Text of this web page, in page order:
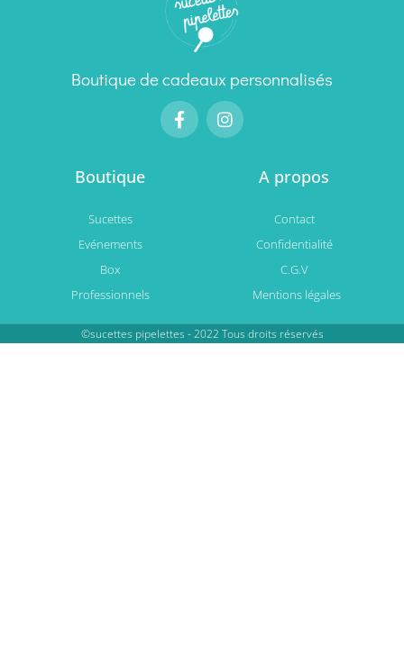
Boutique de cadeaux personnalisés
Boutique
Sucettes
Evénements
Box
Professionnels
A propos
Contact
Confidentialité
C.G.V
Mentions légales
©sucettes pipelettes - 2022 Tous droits réservés